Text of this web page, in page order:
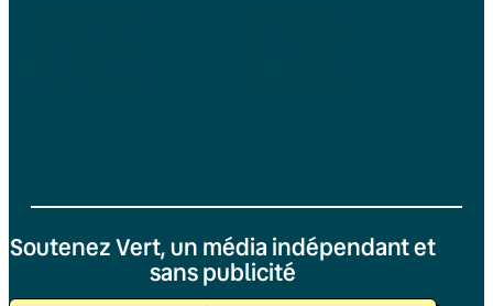
Soutenez Vert, un média indépendant et
sans publicité